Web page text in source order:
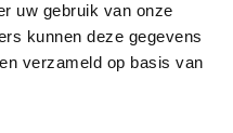
uw gebruik van onze
kunnen deze gegevens
verzameld op basis van